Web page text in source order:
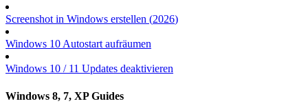
Screenshot in Windows erstellen (2026)
Windows 10 Autostart aufräumen
Windows 10 / 11 Updates deaktivieren
Windows 8, 7, XP Guides